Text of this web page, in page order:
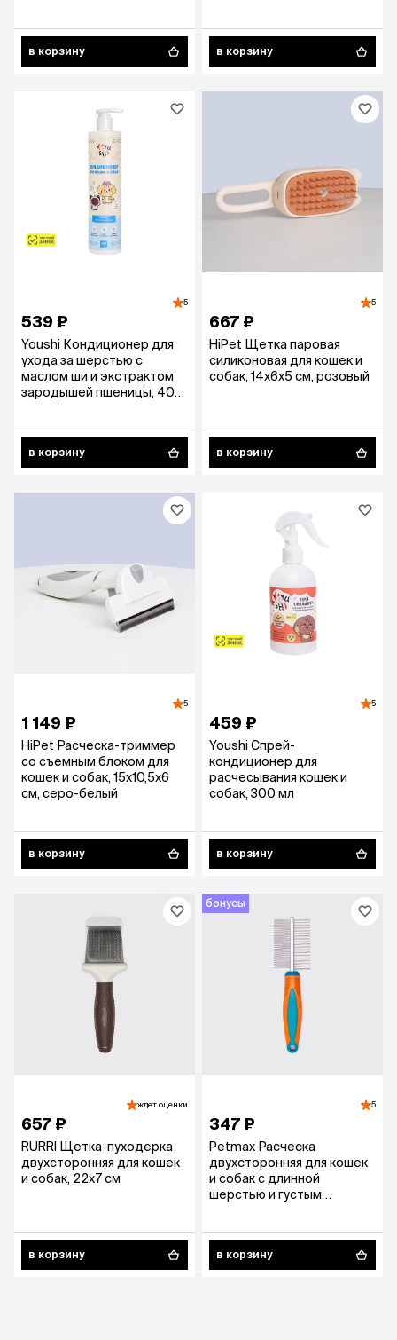
в корзину в корзину
5
539 ₽
Youshi Кондиционер для
ухода за шерстью с
маслом ши и экстрактом
зародышей пшеницы, 400
в корзину
5
667 ₽
HiPet Щетка паровая
силиконовая для кошек и
собак, 14х6х5 см, розовый
в корзину
5
1 149 ₽
HiPet Расческа-триммер
со съемным блоком для
кошек и собак, 15х10,5х6
см, серо-белый
в корзину
5
459 ₽
Youshi Спрей-
кондиционер для
расчесывания кошек и
собак, 300 мл
в корзину
ждет оценки
657 ₽
RURRI Щетка-пуходерка
двухсторонняя для кошек
и собак, 22х7 см
в корзину
бонусы
5
347 ₽
Petmax Расческа
двухсторонняя для кошек
и собак с длинной
шерстью и густым
в корзину